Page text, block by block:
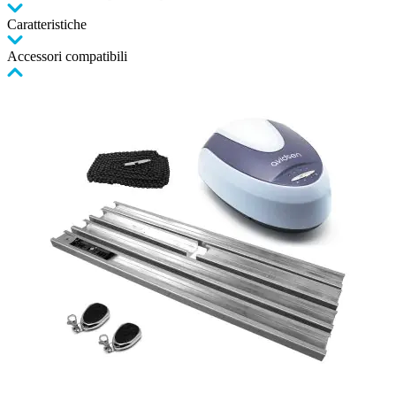
Caratteristiche
Accessori compatibili